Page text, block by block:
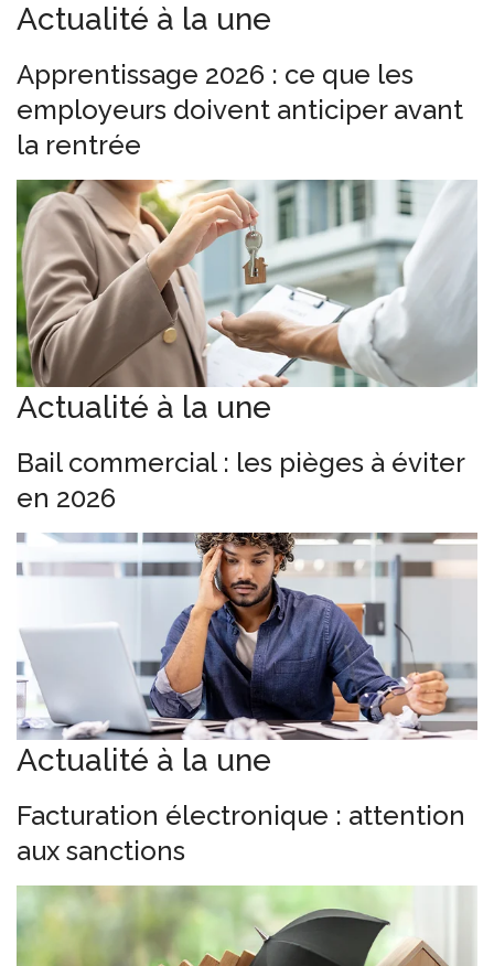
Actualité à la une
Apprentissage 2026 : ce que les
employeurs doivent anticiper avant
la rentrée
Actualité à la une
Bail commercial : les pièges à éviter
en 2026
Actualité à la une
Facturation électronique : attention
aux sanctions